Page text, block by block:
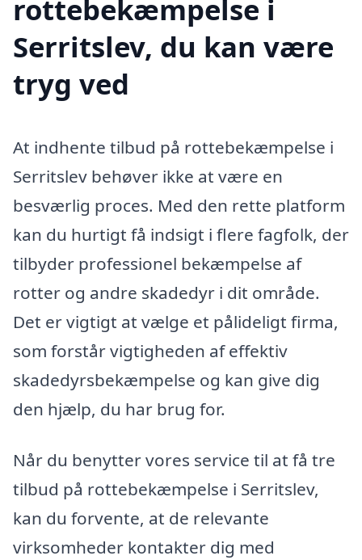
rottebekæmpelse i
Serritslev, du kan være
tryg ved
At indhente tilbud på rottebekæmpelse i
Serritslev behøver ikke at være en
besværlig proces. Med den rette platform
kan du hurtigt få indsigt i flere fagfolk, der
tilbyder professionel bekæmpelse af
rotter og andre skadedyr i dit område.
Det er vigtigt at vælge et pålideligt firma,
som forstår vigtigheden af effektiv
skadedyrsbekæmpelse og kan give dig
den hjælp, du har brug for.
Når du benytter vores service til at få tre
tilbud på rottebekæmpelse i Serritslev,
kan du forvente, at de relevante
virksomheder kontakter dig med